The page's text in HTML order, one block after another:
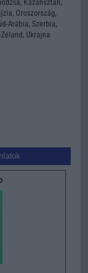
Kazahsztán,
Oroszország,
Arábia, Szerbia,
Ukrajna